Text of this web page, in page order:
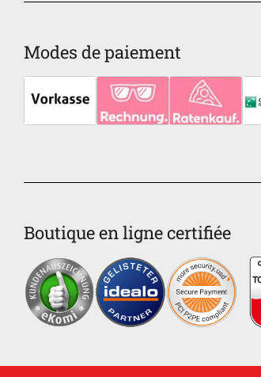
Boutique en ligne certifiée
Modes de paiement